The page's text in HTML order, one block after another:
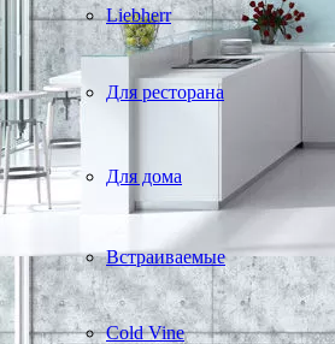
Liebherr
Для ресторана
Для дома
Встраиваемые
Cold Vine